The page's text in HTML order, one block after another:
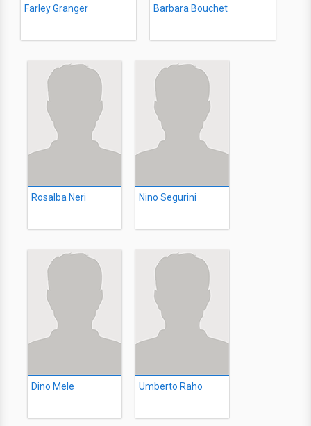
Farley Granger Barbara Bouchet
Rosalba Neri Nino Segurini
Dino Mele Umberto Raho